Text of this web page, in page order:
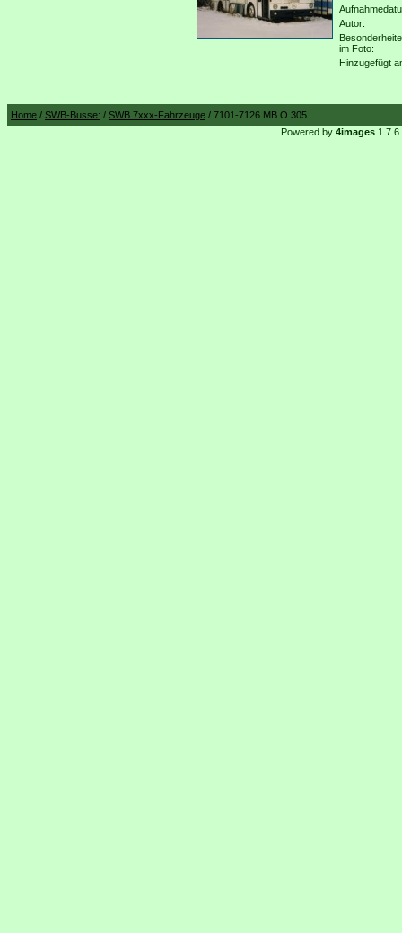
Autor:
im Foto:
Hinzugefügt
Home / SWB-Busse: / SWB 7xxx-Fahrzeuge / 7101-7126 MB O 305
Powered by 4images1.7.6